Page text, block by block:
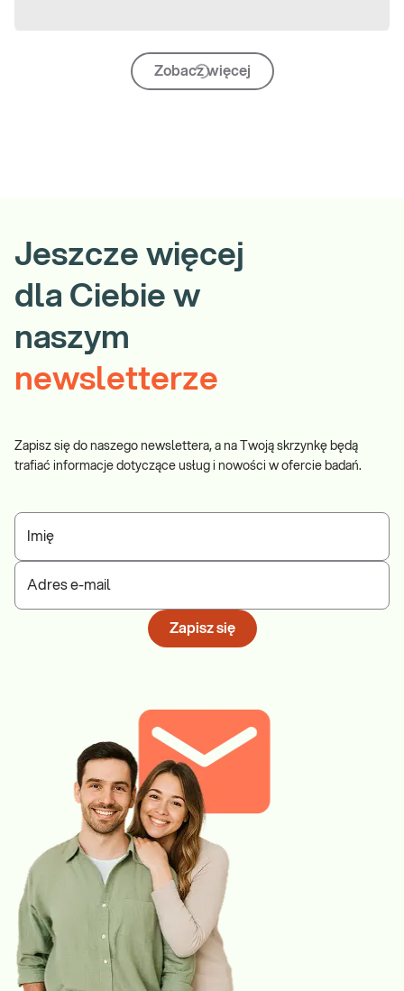
Zobacz więcej
Jeszcze więcej
dla Ciebie w
naszym
newsletterze
Zapisz się do naszego newslettera, a na Twoją skrzynkę będą
trafiać informacje dotyczące usług i nowości w ofercie badań.
Imię
Adres e-mail
Zapisz się